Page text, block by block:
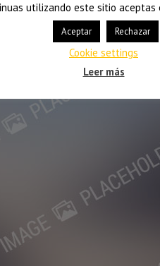
utilizando este sitio aceptas
Aceptar Rechazar
Cookie settings
Leer más